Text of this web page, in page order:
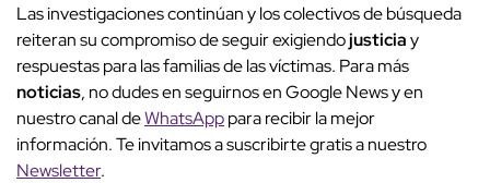
Las investigaciones continúan y los colectivos de búsqueda
reiteran su compromiso de seguir exigiendojusticiay
respuestas para las familias de las víctimas. Para más
noticias, no dudes en seguirnos en Google News y en
nuestro canal deWhatsApppara recibir la mejor
información. Te invitamos a suscribirte gratis a nuestro
Newsletter.